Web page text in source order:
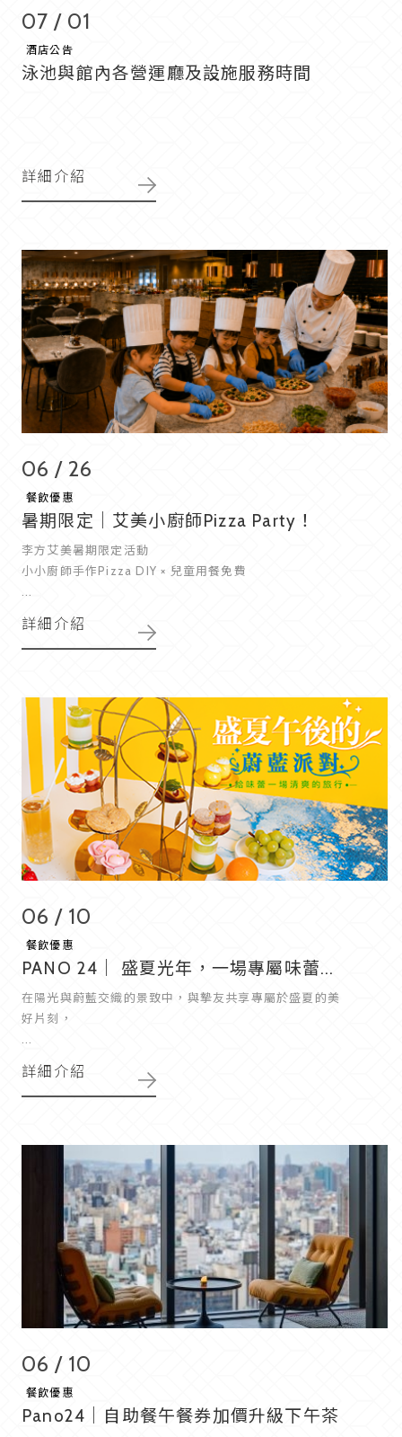
07 / 01
酒店公告
泳池與館內各營運廳及設施服務時間
詳細介紹
06 / 26
餐飲優惠
暑期限定｜艾美小廚師Pizza Party！
李方艾美暑期限定活動
小小廚師手作Pizza DIY × 兒童用餐免費
詳細介紹
06 / 10
餐飲優惠
PANO 24｜ 盛夏光年，一場專屬味蕾...
在陽光與蔚藍交織的景致中，與摯友共享專屬於盛夏的美
好片刻，
詳細介紹
06 / 10
餐飲優惠
Pano24｜自助餐午餐券加價升級下午茶